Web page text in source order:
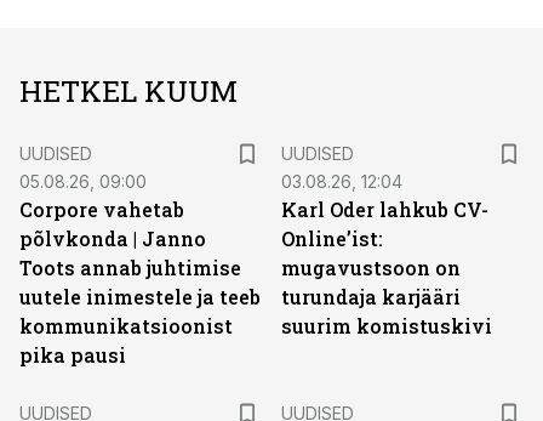
HETKEL KUUM
UUDISED
05.08.26, 09:00
Corpore vahetab
põlvkonda | Janno
Toots annab juhtimise
uutele inimestele ja teeb
kommunikatsioonist
pika pausi
UUDISED
03.08.26, 12:04
Karl Oder lahkub CV-
Online’ist:
mugavustsoon on
turundaja karjääri
suurim komistuskivi
UUDISED
UUDISED